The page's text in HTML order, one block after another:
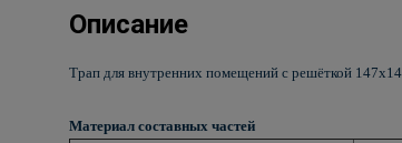
Описание
Трап для внутренних помещений с решёткой
Материал составных частей